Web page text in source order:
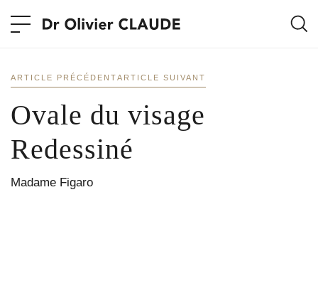
ARTICLE PRÉCÉDENTARTICLE SUIVANT
Ovale du visage
Redessiné
Madame Figaro